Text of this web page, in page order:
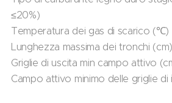
≤20%)
Temperatura dei gas di scarico (℃)
Lunghezza massima dei tronchi
Griglie di uscita min campo attivo
Campo attivo minimo delle griglie